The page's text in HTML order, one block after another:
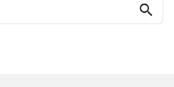
search